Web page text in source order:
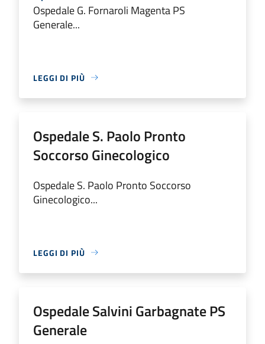
Ospedale G. Fornaroli Magenta PS
Generale...
LEGGI DI PIÙ
Ospedale S. Paolo Pronto
Soccorso Ginecologico
Ospedale S. Paolo Pronto Soccorso
Ginecologico...
LEGGI DI PIÙ
Ospedale Salvini Garbagnate PS
Generale